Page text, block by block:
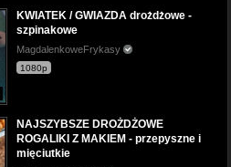
KWIATEK / GWIAZDA drożdżowe -
szpinakowe
MagdalenkoweFrykasy
1080p
NAJSZYBSZE DROŻDŻOWE
ROGALIKI Z MAKIEM - przepyszne i
mięciutkie